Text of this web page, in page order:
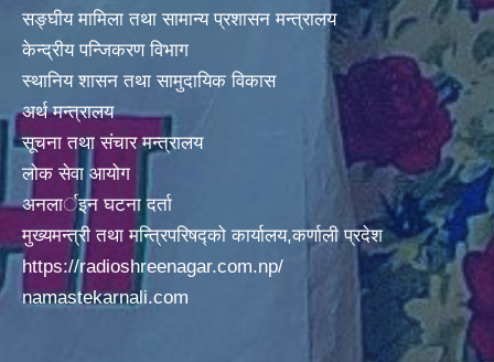
सङ्घीय मामिला तथा सामान्य प्रशासन मन्त्रालय
केन्द्रीय पन्जिकरण विभाग
स्थानिय शासन तथा सामुदायिक विकास
अर्थ मन्त्रालय
सूचना तथा संचार मन्त्रालय
लोक सेवा आयोग
अनलार्इन घटना दर्ता
मुख्यमन्त्री तथा मन्त्रिपरिषद्को कार्यालय,कर्णाली प्रदेश
https://radioshreenagar.com.np/
namastekarnali.com